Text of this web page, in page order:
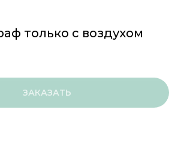
только с воздухом
ЗАКАЗАТЬ